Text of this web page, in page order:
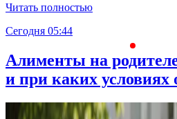
Читать полностью
Сегодня 05:44
Алименты на
и при каких условиях